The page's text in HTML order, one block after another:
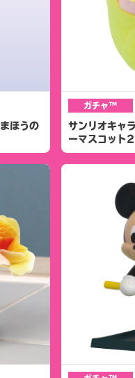
ほうの
ガチャ™
サンリオキャ
ーマスコット2